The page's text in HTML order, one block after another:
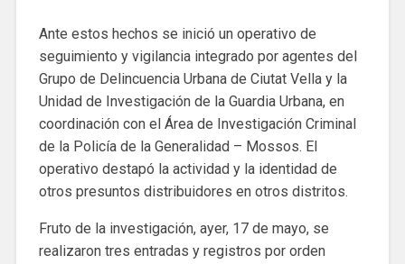
Ante estos hechos se inició un operativo de
seguimiento y vigilancia integrado por agentes del
Grupo de Delincuencia Urbana de Ciutat Vella y la
Unidad de Investigación de la Guardia Urbana, en
coordinación con el Área de Investigación Criminal
de la Policía de la Generalidad – Mossos. El
operativo destapó la actividad y la identidad de
otros presuntos distribuidores en otros distritos.
Fruto de la investigación, ayer, 17 de mayo, se
realizaron tres entradas y registros por orden